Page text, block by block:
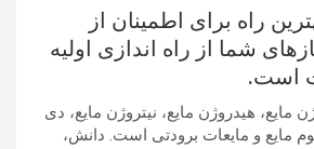
راه برای اطمینان از
شما از راه اندازی اولیه
است.
مایع، هیدروژن مایع، نیتروژن مایع، دی
مایع و مایعات برودتی است. دانش،